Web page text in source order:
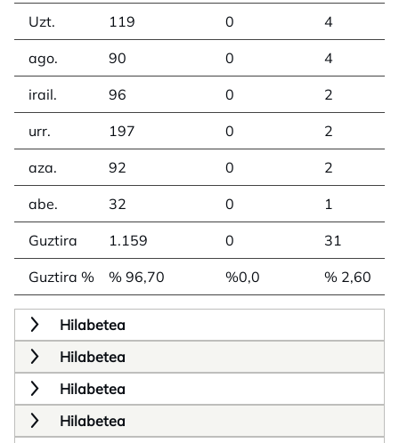
Uzt. 119 0 4
ago. 90 0 4
irail. 96 0 2
urr. 197 0 2
aza. 92 0 2
abe. 32 0 1
Guztira 1.159 0 31
Guztira % % 96,70 %0,0 % 2,60
Hilabetea
Hilabetea
Hilabetea
Hilabetea